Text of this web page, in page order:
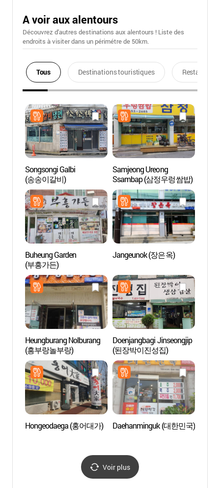
A voir aux alentours
Découvrez d'autres destinations aux alentours ! Liste des
endroits à visiter dans un périmétre de 50km.
Tous Destinations touristiques Restaurants
Songsongi Galbi
(송송이갈비)
Samjeong Ureong
Ssambap (삼정우렁쌈밥)
Buheung Garden
(부흥가든)
Jangeunok (장은옥)
Heungburang Nolburang
(흥부랑놀부랑)
Doenjangbagi Jinseongjip
(된장박이진성집)
Hongeodaega (홍어대가) Daehanminguk (대한민국)
Voir plus